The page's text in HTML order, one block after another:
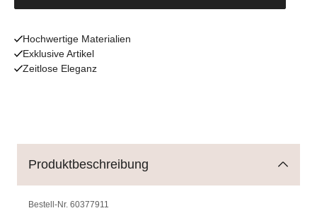
Hochwertige Materialien
Exklusive Artikel
Zeitlose Eleganz
Produktbeschreibung
Bestell-Nr. 60377911